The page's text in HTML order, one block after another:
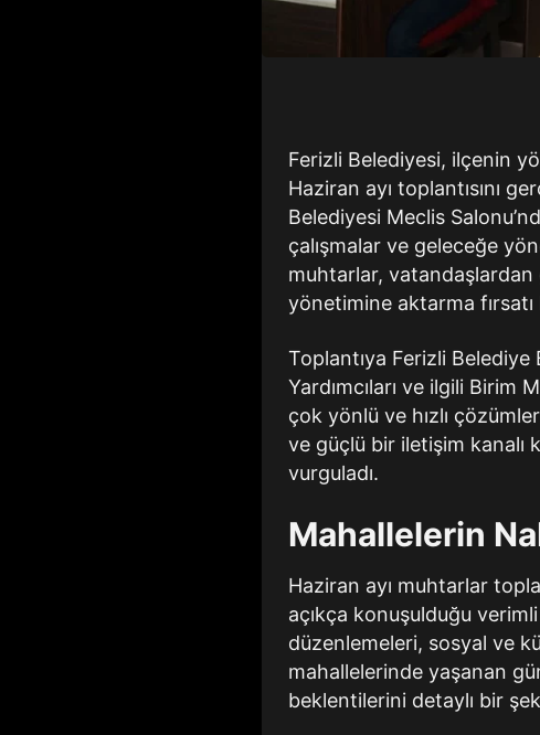
Ferizli Belediyesi, ilçenin
Haziran ayı toplantısını
Belediyesi Meclis
çalışmalar ve geleceğe
muhtarlar, vatandaşlardan
yönetimine aktarma fırsatı
Toplantıya Ferizli
Yardımcıları ve ilgili Birim
çok yönlü ve hızlı
ve güçlü bir iletişim kanalı
vurguladı.
Mahallelerin
Haziran ayı muhtarlar
açıkça konuşulduğu
düzenlemeleri, sosyal ve
mahallelerinde yaşanan
beklentilerini detaylı bir